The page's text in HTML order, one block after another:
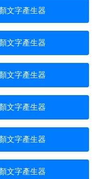
文字產生器
文字產生器
文字產生器
文字產生器
文字產生器
文字產生器